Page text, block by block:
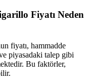
Fiyatı Neden
fiyatı, hammadde
piyasadaki talep gibi
Bu faktörler,